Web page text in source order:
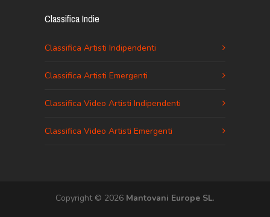
Classifica Indie
Classifica Artisti Indipendenti
Classifica Artisti Emergenti
Classifica Video Artisti Indipendenti
Classifica Video Artisti Emergenti
Copyright © 2026 Mantovani Europe SL.